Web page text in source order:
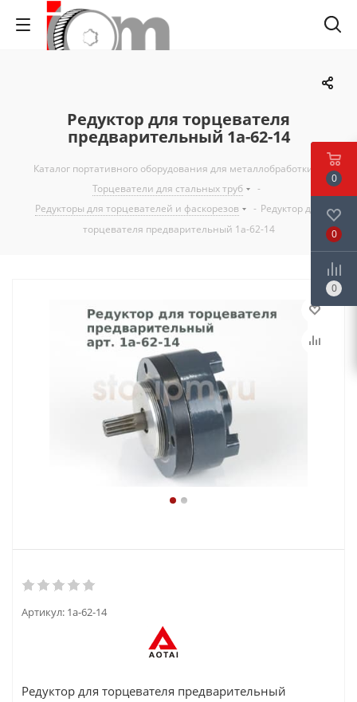
Редуктор для торцевателя
предварительный 1а-62-14
Каталог портативного оборудования для металлобработки
Торцеватели для стальных труб
-
Редукторы для торцевателей и фаскорезов
- Редуктор для
торцевателя предварительный 1а-62-14
Артикул: 1а-62-14
Редуктор для торцевателя предварительный
0
0
0